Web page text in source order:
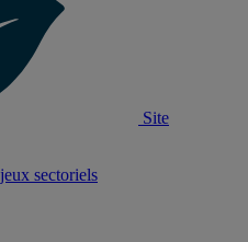
Site
sectoriels